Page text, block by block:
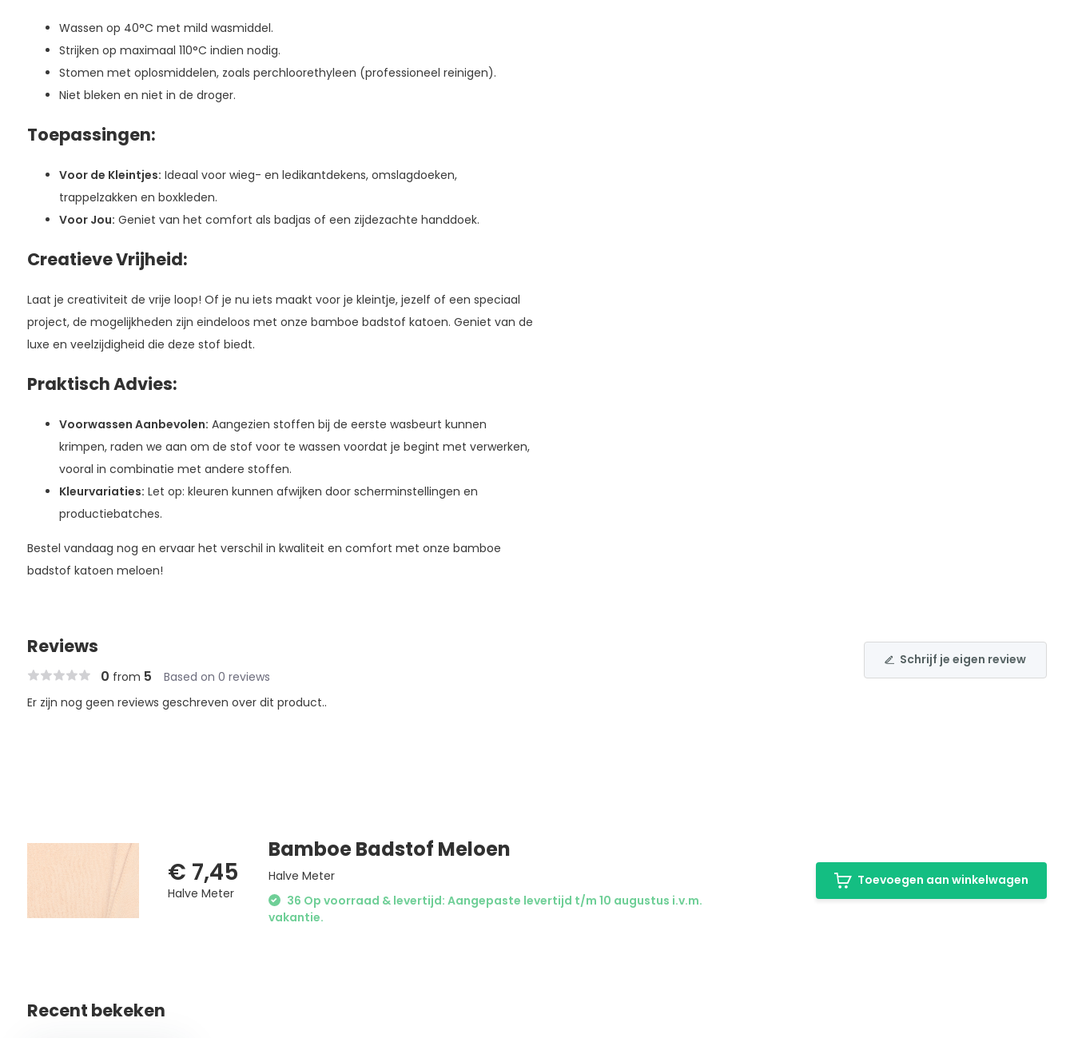
Wassen op 40°C met mild wasmiddel.
Strijken op maximaal 110°C indien nodig.
Stomen met oplosmiddelen, zoals perchloorethyleen (professioneel reinigen).
Niet bleken en niet in de droger.
Toepassingen:
Voor de Kleintjes: Ideaal voor wieg- en ledikantdekens, omslagdoeken,
trappelzakken en boxkleden.
Voor Jou: Geniet van het comfort als badjas of een zijdezachte handdoek.
Creatieve Vrijheid:
Laat je creativiteit de vrije loop! Of je nu iets maakt voor je kleintje, jezelf of een speciaal
project, de mogelijkheden zijn eindeloos met onze bamboe badstof katoen. Geniet van de
luxe en veelzijdigheid die deze stof biedt.
Praktisch Advies:
Voorwassen Aanbevolen: Aangezien stoffen bij de eerste wasbeurt kunnen
krimpen, raden we aan om de stof voor te wassen voordat je begint met verwerken,
vooral in combinatie met andere stoffen.
Kleurvariaties: Let op: kleuren kunnen afwijken door scherminstellingen en
productiebatches.
Bestel vandaag nog en ervaar het verschil in kwaliteit en comfort met onze bamboe
badstof katoen meloen!
Reviews
0 from 5 Based on 0 reviews
Schrijf je eigen review
Er zijn nog geen reviews geschreven over dit product..
€ 7,45
Halve Meter
Bamboe Badstof Meloen
Halve Meter
36 Op voorraad & levertijd: Aangepaste levertijd t/m 10 augustus i.v.m.
vakantie.
Toevoegen aan winkelwagen
Recent bekeken